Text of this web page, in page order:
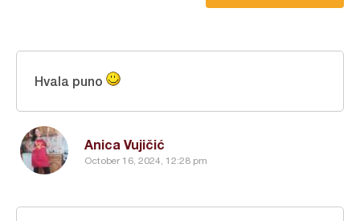
Anica Vujičić
October 16, 2024, 12:28 pm
Hvala puno